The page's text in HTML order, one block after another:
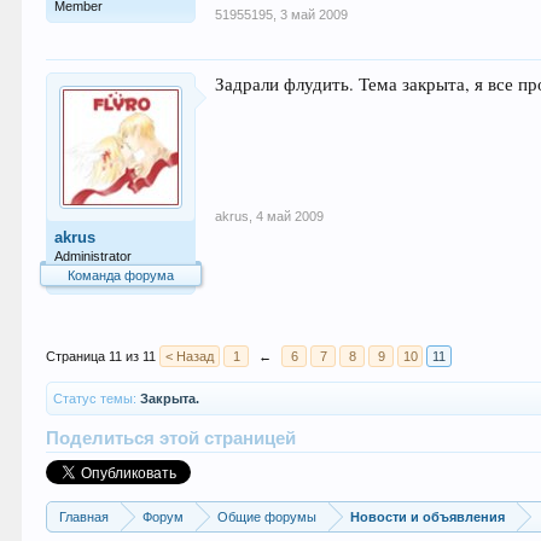
Member
51955195 3 май 2009
akrus
Administrator
Команда форума
Задрали флудить. Тема закрыта, я все
akrus 4 май 2009
Страница 11 из 11 < Назад 1 ← 6 7 8 9 10 11
Статус темы: Закрыта.
Поделиться этой страницей
Главная Форум Общие форумы Новости и объявления